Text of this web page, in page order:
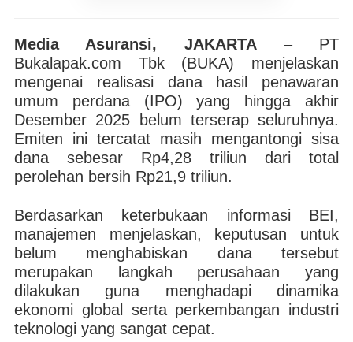
Media Asuransi, JAKARTA– PT
Bukalapak.com Tbk (BUKA) menjelaskan
mengenai realisasi dana hasil penawaran
umum perdana (IPO) yang hingga akhir
Desember 2025 belum terserap seluruhnya.
Emiten ini tercatat masih mengantongi sisa
dana sebesar Rp4,28 triliun dari total
perolehan bersih Rp21,9 triliun.
Berdasarkan keterbukaan informasi BEI,
manajemen menjelaskan, keputusan untuk
belum menghabiskan dana tersebut
merupakan langkah perusahaan yang
dilakukan guna menghadapi dinamika
ekonomi global serta perkembangan industri
teknologi yang sangat cepat.